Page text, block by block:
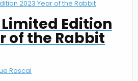
Edition
of the Rabbit